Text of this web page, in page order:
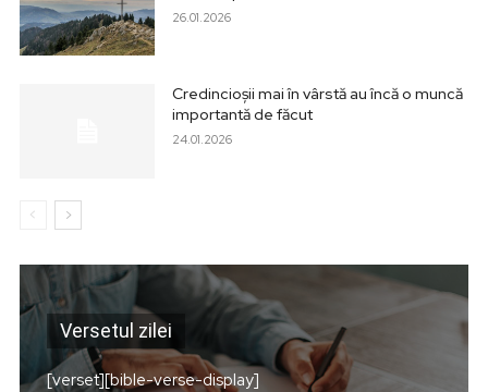
26.01.2026
Credincioșii mai în vârstă au încă o muncă
importantă de făcut
24.01.2026
Versetul zilei
[verset][bible-verse-display]